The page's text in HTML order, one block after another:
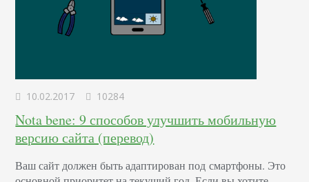
10.02.2017 10284
Nota bene: 9 способов улучшить мобильную
версию сайта (перевод)
Ваш сайт должен быть адаптирован под смартфоны. Это